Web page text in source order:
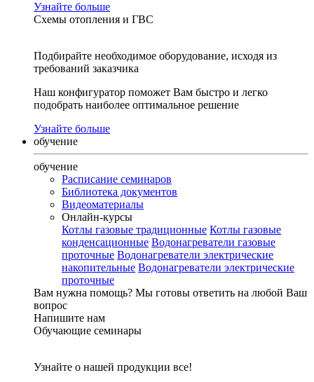
Узнайте больше
Схемы отопления и ГВС
Подбирайте необходимое оборудование, исходя из
требований заказчика
Наш конфигуратор поможет Вам быстро и легко
подобрать наиболее оптимальное решение
Узнайте больше
обучение
обучение
Расписание семинаров
Библиотека документов
Видеоматериалы
Онлайн-курсы
Котлы газовые традиционные Котлы газовые
конденсационные Водонагреватели газовые
проточные Водонагреватели электрические
накопительные Водонагреватели электрические
проточные
Вам нужна помощь? Мы готовы ответить на любой Ваш
вопрос
Напишите нам
Обучающие семинары
Узнайте о нашей продукции все!